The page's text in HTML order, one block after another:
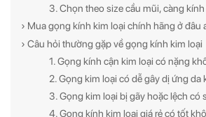
3. Chọn theo size cầu mũi, càng
› Mua gọng kính kim loại chính hãng ở đâu
› Câu hỏi thường gặp về gọng kính kim loại
1. Gọng kính cận kim loại có nặng
2. Gọng kim loại có dễ gây dị ứng da
3. Gọng kim loại bị gãy hoặc lệch có
4. Gọng kính kim loại giá rẻ có tốt